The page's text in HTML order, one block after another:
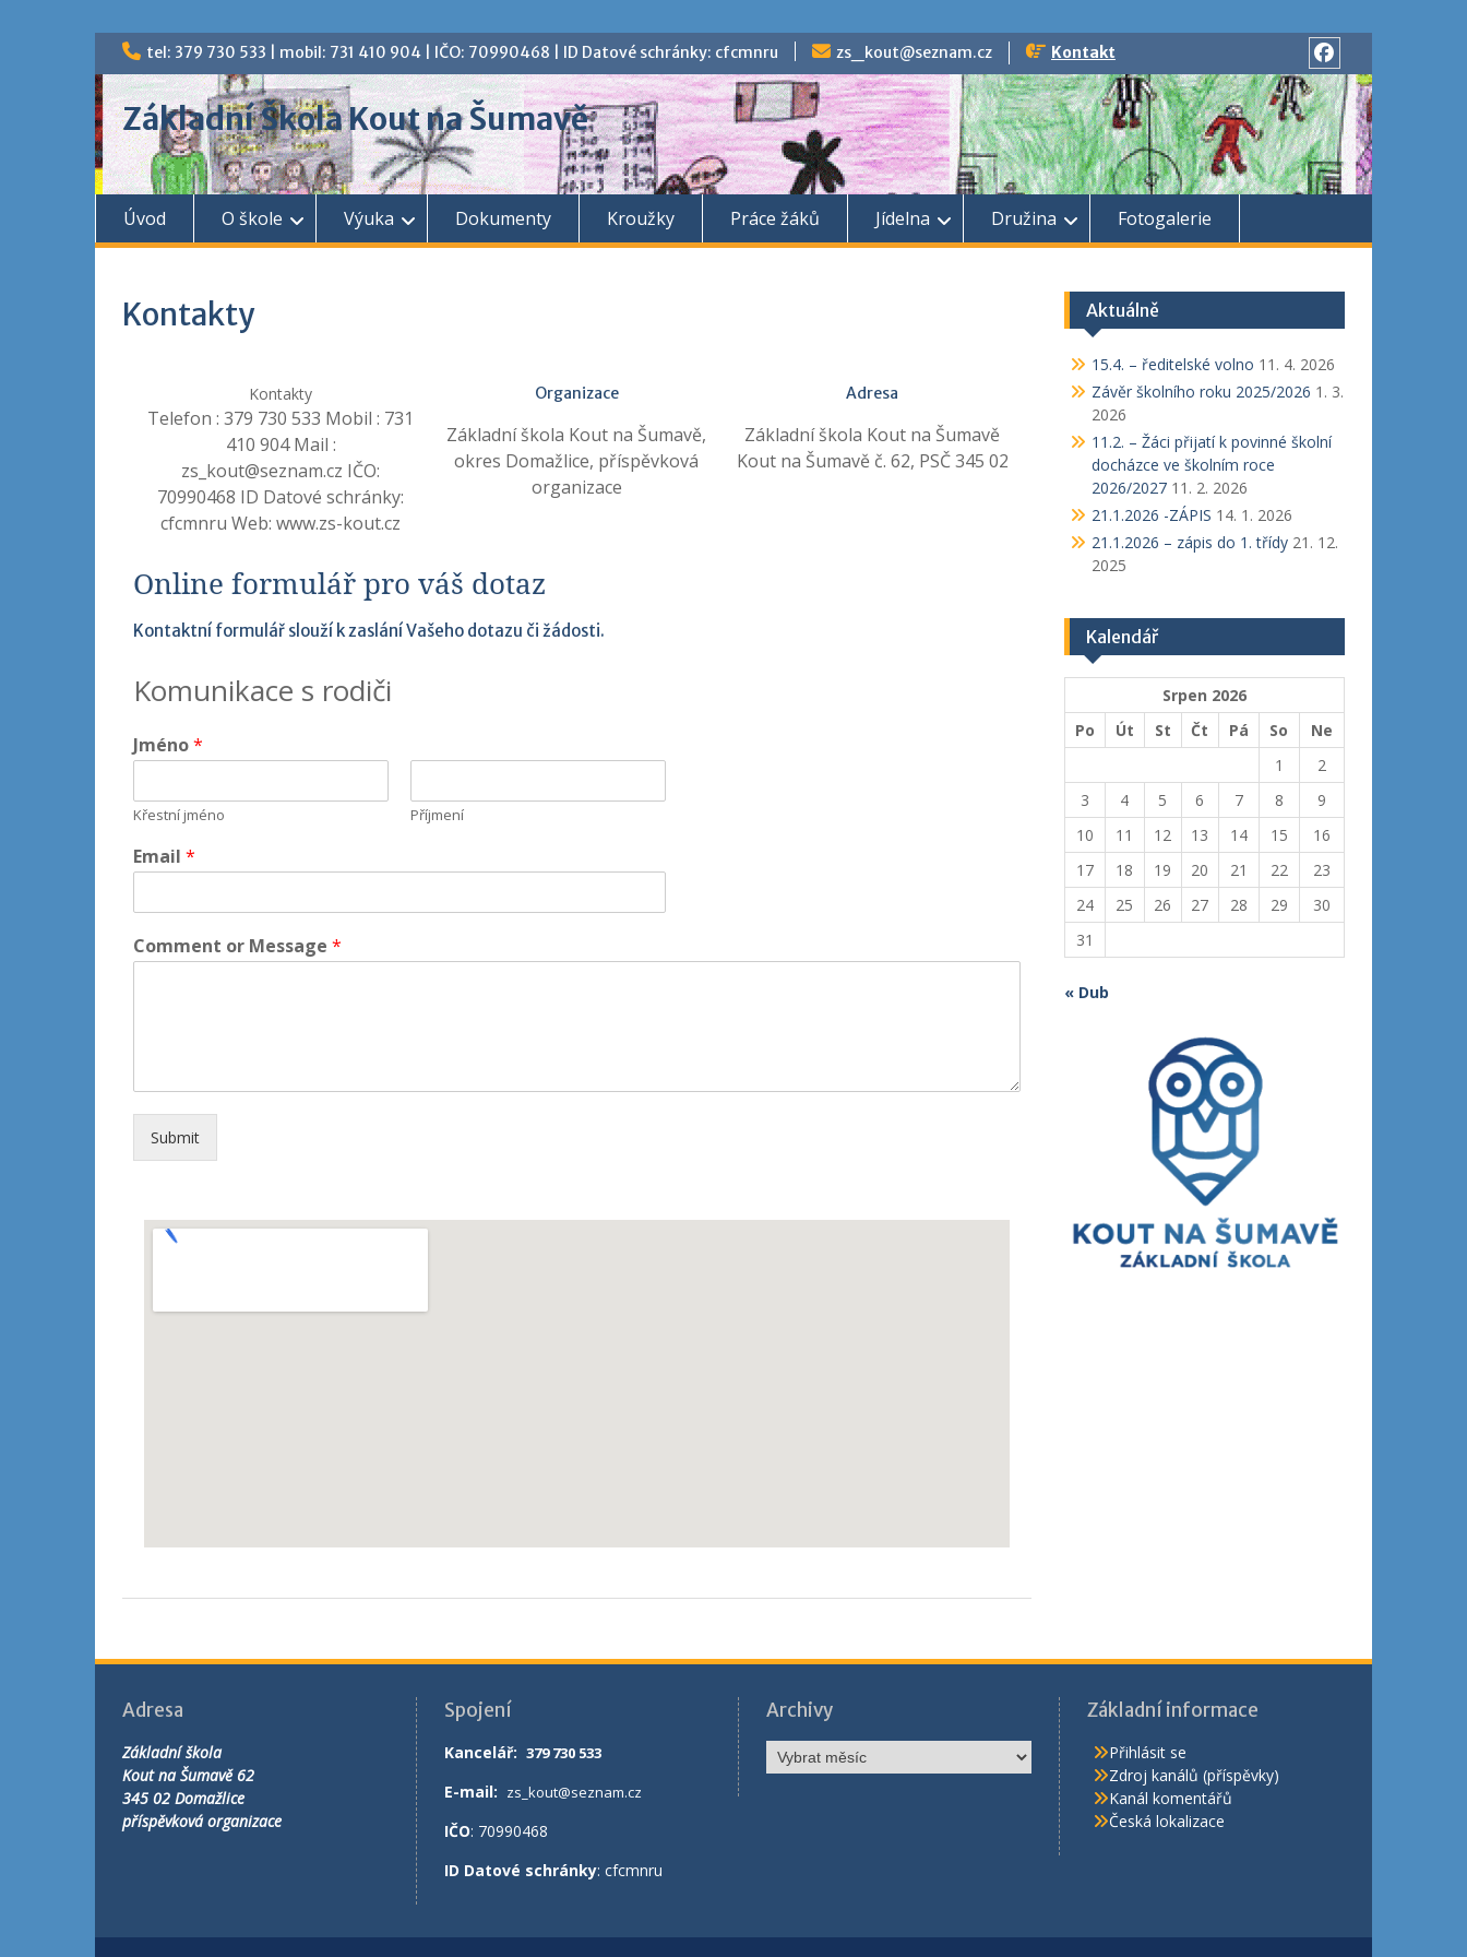
tel: 379 730 533 | mobil: 731 410 904 | IČO: 70990468 | ID Datové schránky: cfcmnru zs_kout@seznam.cz Kontakt
Základní Škola Kout na Šumavě
Úvod O škole Výuka Dokumenty Kroužky Práce žáků Jídelna Družina Fotogalerie
Kontakty
Kontakty
Telefon : 379 730 533 Mobil : 731
410 904 Mail :
zs_kout@seznam.cz IČO:
70990468 ID Datové schránky:
cfcmnru Web: www.zs-kout.cz
Organizace
Základní škola Kout na Šumavě,
okres Domažlice, příspěvková
organizace
Adresa
Základní škola Kout na Šumavě
Kout na Šumavě č. 62, PSČ 345 02
Online formulář pro váš dotaz
Kontaktní formulář slouží k zaslání Vašeho dotazu či žádosti.
Komunikace s rodiči
Jméno*
Křestní jméno Příjmení
Email *
Comment or Message *
Submit
Aktuálně
15.4. – ředitelské volno 11. 4. 2026
Závěr školního roku 2025/2026 1. 3.
2026
11.2. – Žáci přijatí k povinné školní
docházce ve školním roce
2026/2027 11. 2. 2026
21.1.2026 -ZÁPIS 14. 1. 2026
21.1.2026 – zápis do 1. třídy 21. 12.
2025
Kalendář
Srpen 2026
Po
Út St Čt Pá So
Ne
1
2
3
4 5 6 7 8
9
10
11 12 13 14 15
16
17
18 19 20 21 22
23
24
25 26 27 28 29
30
31
« Dub
Adresa
Základní škola
Kout na Šumavě 62
345 02 Domažlice
příspěvková organizace
Spojení
Kancelář:379 730 533
E-mail: zs_kout@seznam.cz
IČO: 70990468
ID Datové schránky: cfcmnru
Archivy Základní informace
Přihlásit se
Zdroj kanálů (příspěvky)
Kanál komentářů
Česká lokalizace